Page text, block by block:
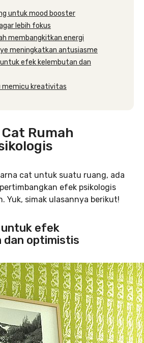
untuk mood booster
lebih fokus
membangkitkan energi
meningkatkan antusiasme
untuk efek kelembutan dan
memicu kreativitas
Rumah
cat untuk suatu ruang, ada
efek psikologis
Yuk, simak ulasannya berikut!
untuk efek
dan optimistis